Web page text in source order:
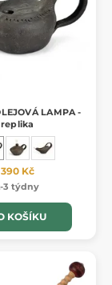
LAMPA -
replika
390 Kč
3 týdny
KOŠÍKU